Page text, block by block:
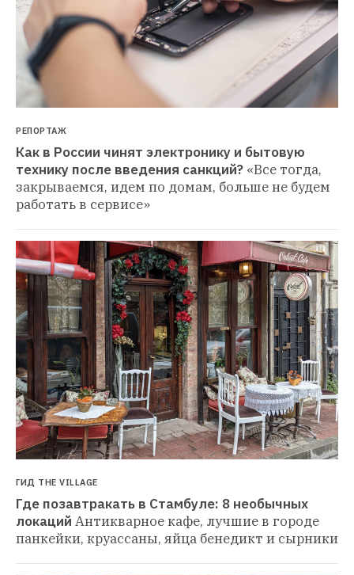
РЕПОРТАЖ
Как в России чинят электронику и бытовую
технику после введения санкций? «Все тогда,
закрываемся, идем по домам, больше не будем
работать в сервисе»
ГИД THE VILLAGE
Где позавтракать в Стамбуле: 8 необычных
локаций Антикварное кафе, лучшие в городе
панкейки, круассаны, яйца бенедикт и сырники